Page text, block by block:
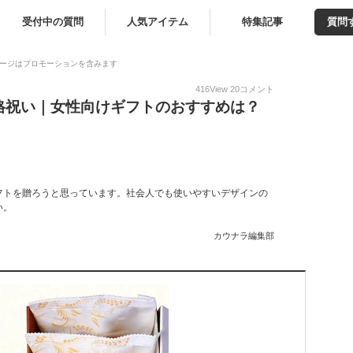
受付中の質問 人気アイテム 特集記事 質問
ジはプロモーションを含みます
416View 20コメント
い｜女性向けギフトのおすすめは？
を贈ろうと思っています。社会人でも使いやすいデザインの
カウナラ編集部